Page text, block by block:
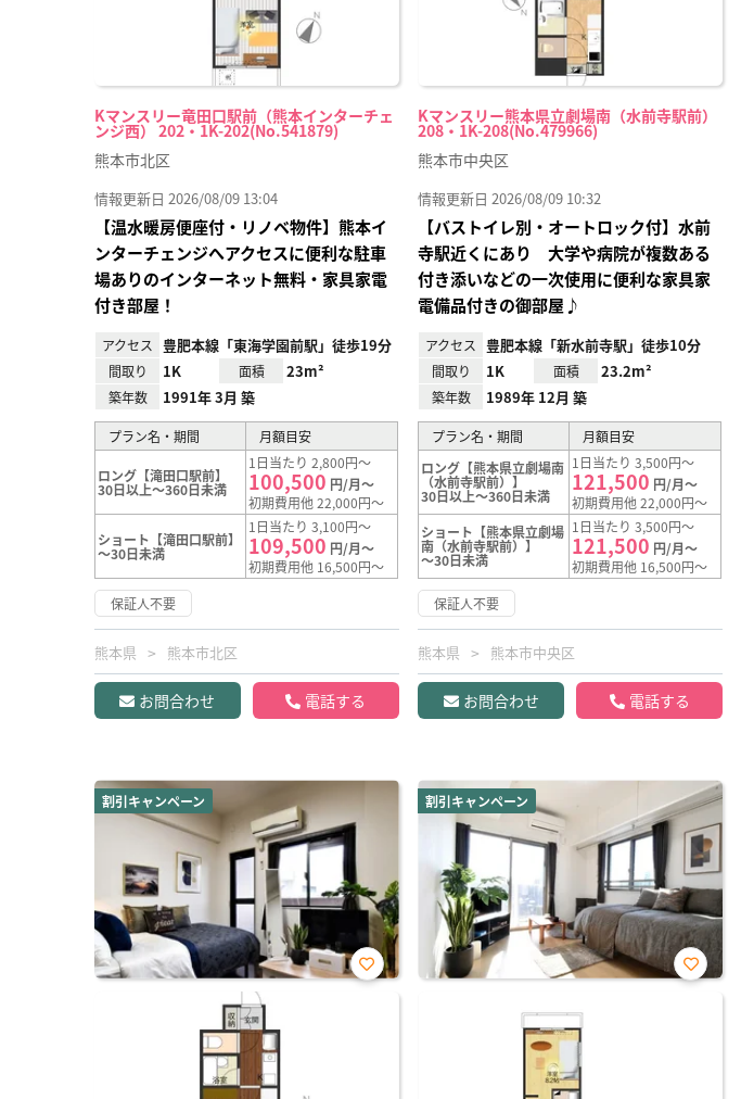
Kマンスリー竜田口駅前（熊本インターチェ
ンジ西） 202・1K-202(No.541879)
熊本市北区
情報更新日 2026/08/09 13:04
【温水暖房便座付・リノベ物件】熊本イ
ンターチェンジへアクセスに便利な駐車
場ありのインターネット無料・家具家電
付き部屋！
アクセス 豊肥本線「東海学園前駅」徒歩19分
間取り 1K 面積 23m²
築年数 1991年 3月 築
プラン名・期間 月額目安
ロング【滝田口駅前】
30日以上～360日未満
1日当たり 2,800円～
100,500 円/月～
初期費用他 22,000円～
ショート【滝田口駅前】
～30日未満
1日当たり 3,100円～
109,500 円/月～
初期費用他 16,500円～
保証人不要
熊本県 熊本市北区
お問合わせ 電話する
Kマンスリー熊本県立劇場南（水前寺駅前）
208・1K-208(No.479966)
熊本市中央区
情報更新日 2026/08/09 10:32
【バストイレ別・オートロック付】水前
寺駅近くにあり 大学や病院が複数ある
付き添いなどの一次使用に便利な家具家
電備品付きの御部屋♪
アクセス 豊肥本線「新水前寺駅」徒歩10分
間取り 1K 面積 23.2m²
築年数 1989年 12月 築
プラン名・期間
月額目安
ロング【熊本県立劇場南
（水前寺駅前）】
30日以上～360日未満
1日当たり 3,500円～
121,500 円/月～
初期費用他 22,000円～
ショート【熊本県立劇場
南（水前寺駅前）】
～30日未満
1日当たり 3,500円～
121,500 円/月～
初期費用他 16,500円～
保証人不要
熊本県 熊本市中央区
お問合わせ 電話する
割引キャンペーン
お気
割引キャンペーン
お気